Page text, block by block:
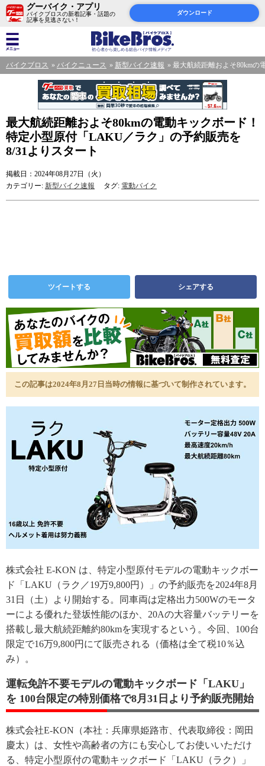
グーバイク・アプリ
バイクブロスの新着記事・話題の
記事を見逃さない！
ダウンロード
バイクブロス バイクニュース 新型バイク速報 最大航続距離およそ80kmの
最大航続距離およそ80kmの電動キックボード！
特定小型原付「LAKU／ラク」の予約販売を
8/31よりスタート
掲載日：2024年08月27日（火）
カテゴリー: 新型バイク速報 タグ: 電動バイク
ツイートする シェアする
この記事は2024年8月27日当時の情報に基づいて制作されています。
株式会社 E-KON は、特定小型原付モデルの電動キックボー
ド「LAKU（ラク／19万9,800円）」の予約販売を2024年8月
31日（土）より開始する。同車両は定格出力500Wのモータ
ーによる優れた登坂性能のほか、20Aの大容量バッテリーを
搭載し最大航続距離約80kmを実現するという。今回、100台
限定で16万9,800円にて販売される（価格は全て税10％込
み）。
運転免許不要モデルの電動キックボード「LAKU」
を 100台限定の特別価格で8月31日より予約販売開始
株式会社E-KON（本社：兵庫県姫路市、代表取締役：岡田
慶太）は、女性や高齢者の方にも安心してお使いいただけ
る、特定小型原付の電動キックボード「LAKU（ラク）」